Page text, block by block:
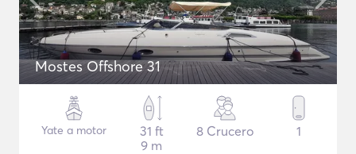
Mostes Offshore 31
Yate a motor
31 ft
9 m
8 Crucero 1